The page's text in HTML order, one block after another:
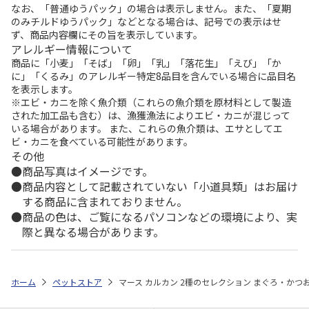
なお、「普通ゆうパック」の場合は表示しません。また、「夏期
のみチルドゆうパック」などとなる場合は、記号での表示はせ
ず、商品内容欄にその旨を表示しています。
アレルギー情報について
商品に「小麦」「そば」「卵」「乳」「落花生」「えび」「か
に」「くるみ」のアレルギー特定8品目を含んでいる場合に品目名
を表示します。
※エビ・カニを除く魚介類（これらの魚介類を原材料として製造
された加工品も含む）は、漁獲漁法によりエビ・カニが混じって
いる場合があります。 また、これらの魚介類は、エサとしてエ
ビ・カニを食べている可能性があります。
その他
商品写真はイメージです。
商品内容として記載されていない「小道具類」はお届け
する商品に含まれておりません。
商品の色は、ご覧になるパソコンなどの環境により、実
際と異なる場合があります。
ホーム ペットストア マース カルカン 2種のセレクション まぐろ・か